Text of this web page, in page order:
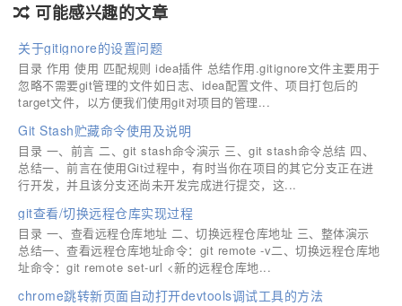
可能感兴趣的文章
关于gitignore的设置问题
目录 作用 使用 匹配规则 idea插件 总结作用.gitignore文件主要用于
忽略不需要git管理的文件如日志、idea配置文件、项目打包后的
target文件，以方便我们使用git对项目的管理...
Git Stash贮藏命令使用及说明
目录 一、前言 二、git stash命令演示 三、git stash命令总结 四、
总结一、前言在使用Git过程中，有时当你在项目的其它分支正在进
行开发，并且该分支还尚未开发完成进行提交，这...
git查看/切换远程仓库实现过程
目录 一、查看远程仓库地址 二、切换远程仓库地址 三、整体演示
总结一、查看远程仓库地址命令：git remote -v二、切换远程仓库地
址命令：git remote set-url <新的远程仓库地...
chrome跳转新页面自动打开devtools调试工具的方法